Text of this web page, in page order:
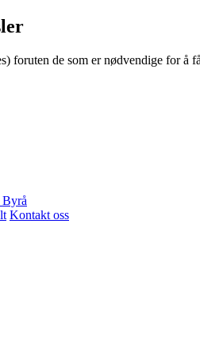
foruten de som er nødvendige for å
Kontakt oss